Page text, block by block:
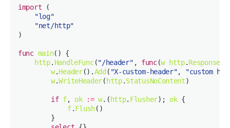
import
"log"
"net/http"
func main()
http. HandleFunc("/header" , func(w http.
w.Header().Add ( "X-custom-header",
"custom
w.WriteHeader( http.StatusNoContent
if f, ok := w.( http. Flusher); ok
f.Flush